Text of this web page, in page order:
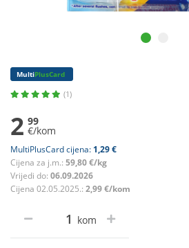
MultiPlusCard
(1)
2 99
€/kom
MultiPlusCard cijena: 1,29 €
Cijena za j.m.: 59,80 €/kg
Vrijedi do: 06.09.2026
Cijena 02.05.2025.: 2,99 €/kom
kom